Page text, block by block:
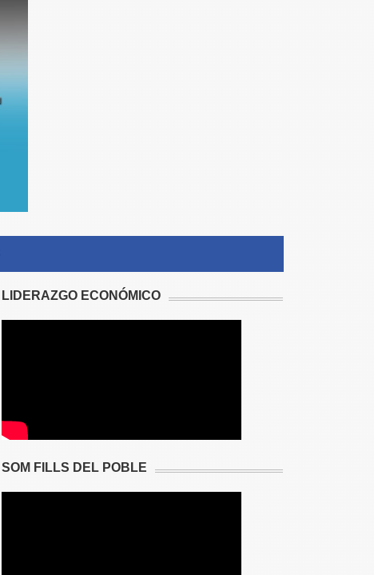
LIDERAZGO ECONÓMICO
SOM FILLS DEL POBLE